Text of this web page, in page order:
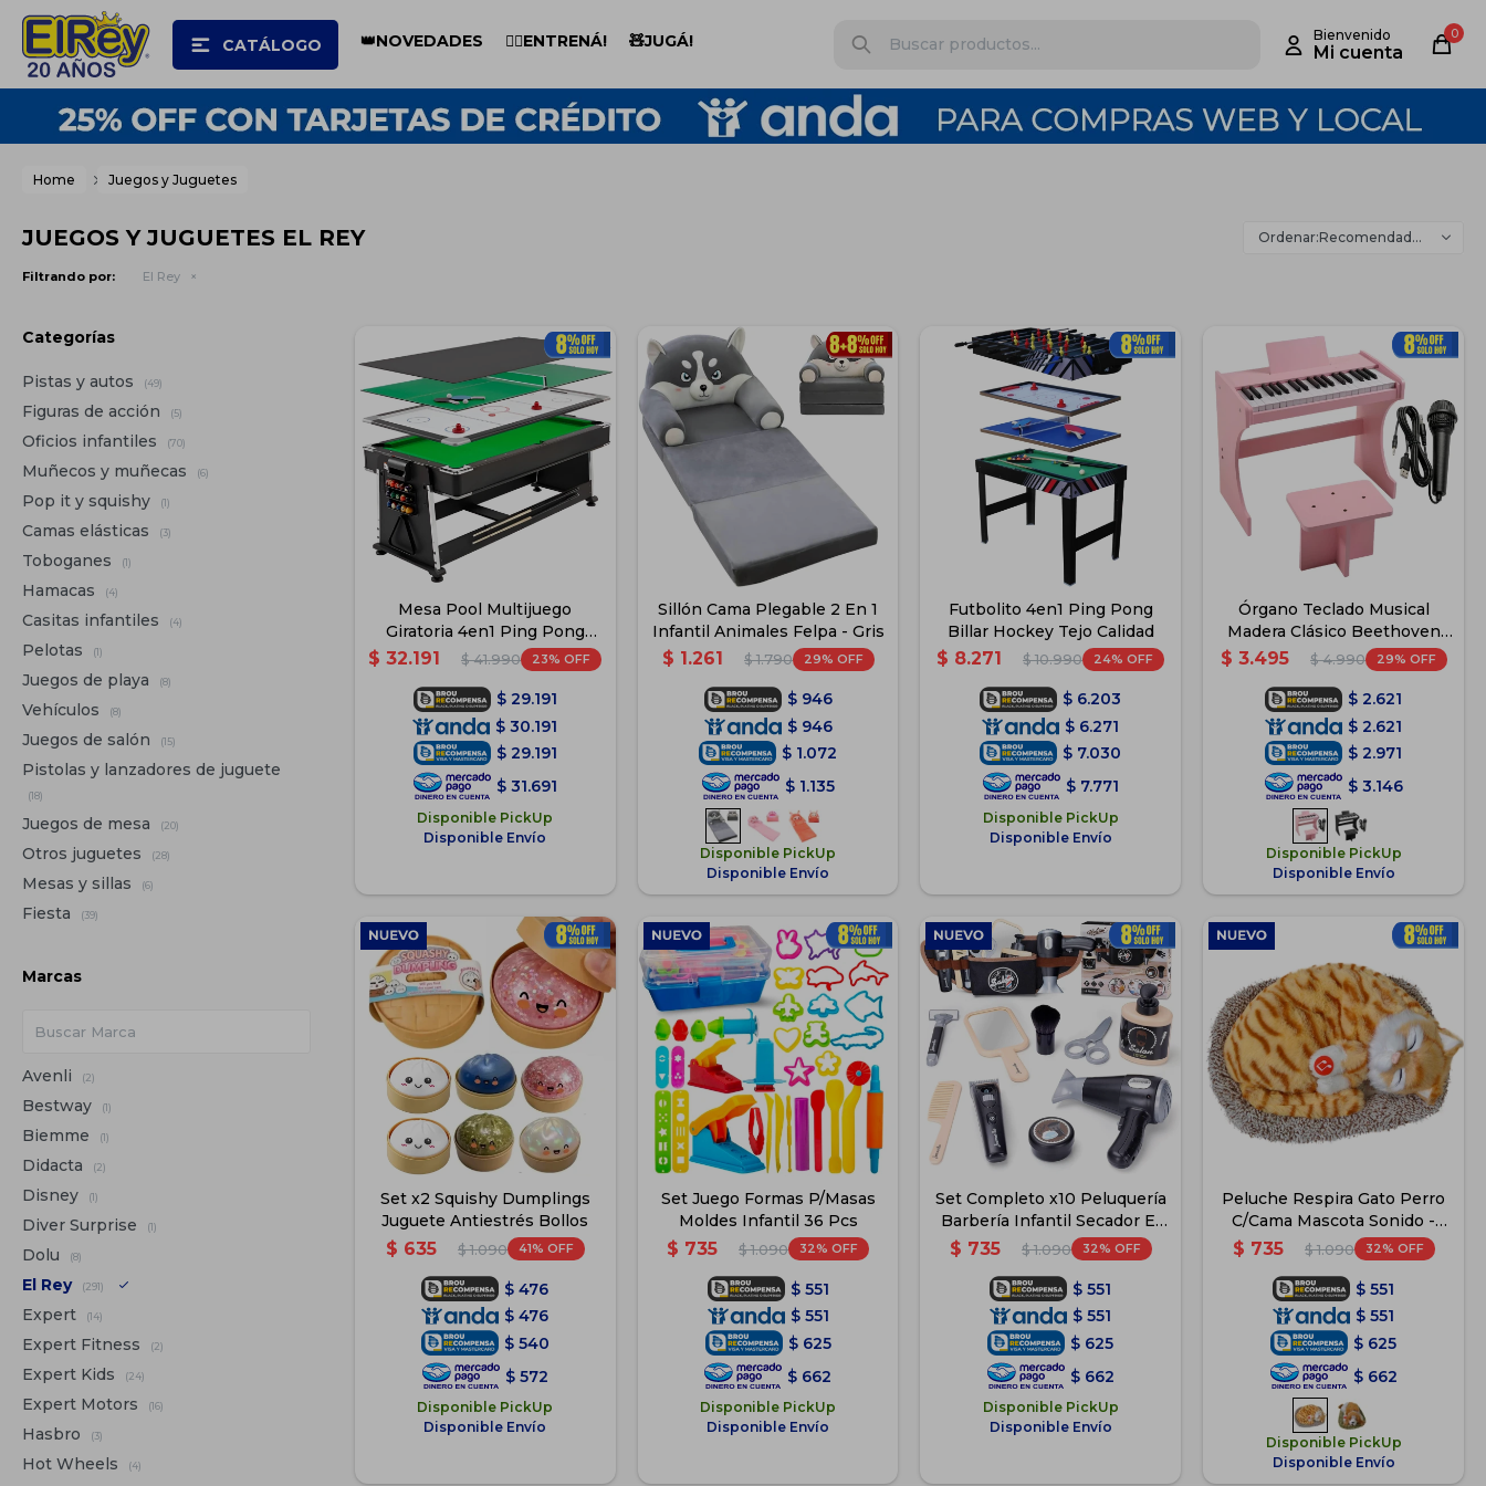
CATÁLOGO 👑NOVEDADES 🏋️‍♂️ENTRENÁ! 🧸JUGÁ! 0
Home Juegos y Juguetes
JUEGOS Y JUGUETES EL REY Recomendados
Filtrando por: El Rey
Mesa Pool Multijuego
Giratoria 4en1 Ping Pong
Hockey
$ 32.191 $ 41.990 23
$ 29.191
$ 30.191
$ 29.191
$ 31.691
Disponible PickUp
Disponible Envío
Sillón Cama Plegable 2 En 1
Infantil Animales Felpa - Gris
$ 1.261 $ 1.790 29
$ 946
$ 946
$ 1.072
$ 1.135
Disponible PickUp
Disponible Envío
Futbolito 4en1 Ping Pong
Billar Hockey Tejo Calidad
$ 8.271 $ 10.990 24
$ 6.203
$ 6.271
$ 7.030
$ 7.771
Disponible PickUp
Disponible Envío
Órgano Teclado Musical
Madera Clásico Beethoven
Niño - Rosa
$ 3.495 $ 4.990 29
$ 2.621
$ 2.621
$ 2.971
$ 3.146
Disponible PickUp
Disponible Envío
Set x2 Squishy Dumplings
Juguete Antiestrés Bollos
$ 635 $ 1.090 41
$ 476
$ 476
$ 540
$ 572
Disponible PickUp
Disponible Envío
Set Juego Formas P/Masas
Moldes Infantil 36 Pcs
$ 735 $ 1.090 32
$ 551
$ 551
$ 625
$ 662
Disponible PickUp
Disponible Envío
Set Completo x10 Peluquería
Barbería Infantil Secador El
Rey
$ 735 $ 1.090 32
$ 551
$ 551
$ 625
$ 662
Disponible PickUp
Disponible Envío
Peluche Respira Gato Perro
C/Cama Mascota Sonido -
Gato
$ 735 $ 1.090 32
$ 551
$ 551
$ 625
$ 662
Disponible PickUp
Disponible Envío
Categorías
Pistas y autos (49)
Figuras de acción (5)
Oficios infantiles (70)
Muñecos y muñecas (6)
Pop it y squishy (1)
Camas elásticas (3)
Toboganes (1)
Hamacas (4)
Casitas infantiles (4)
Pelotas (1)
Juegos de playa (8)
Vehículos (8)
Juegos de salón (15)
Pistolas y lanzadores de juguete
(18)
Juegos de mesa (20)
Otros juguetes (28)
Mesas y sillas (6)
Fiesta (39)
Marcas
Avenli (2)
Bestway (1)
Biemme (1)
Didacta (2)
Disney (1)
Diver Surprise (1)
Dolu (8)
El Rey (291)
Expert (14)
Expert Fitness (2)
Expert Kids (24)
Expert Motors (16)
Hasbro (3)
Hot Wheels (4)